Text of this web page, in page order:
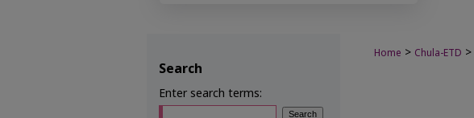
Home > Chula-ETD >
Search
Enter search terms: